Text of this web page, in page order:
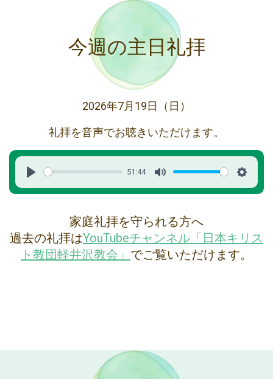
今週の主日礼拝
2026年7月19日（日）
礼拝を音声でお聴きいただけます。
Play
51:44
Mute
家庭礼拝を守られる方へ
過去の礼拝はYouTubeチャンネル「日本キリス
ト教団軽井沢教会」 でご覧いただけます。